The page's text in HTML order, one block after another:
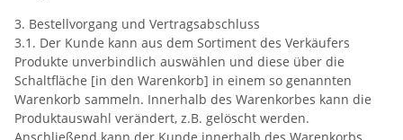
3. Bestellvorgang und Vertragsabschluss
3.1. Der Kunde kann aus dem Sortiment des Verkäufers
Produkte unverbindlich auswählen und diese über die
Schaltfläche [in den Warenkorb] in einem so genannten
Warenkorb sammeln. Innerhalb des Warenkorbes kann die
Produktauswahl verändert, z.B. gelöscht werden.